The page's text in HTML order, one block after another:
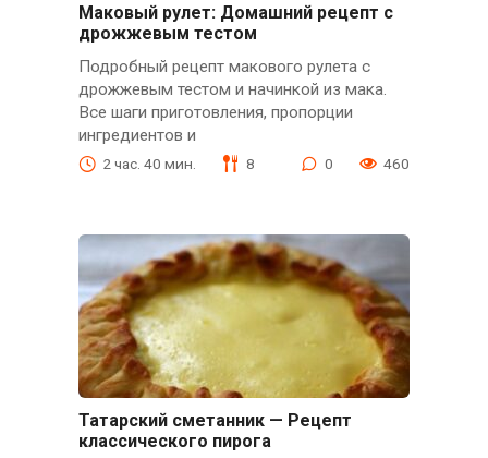
Маковый рулет: Домашний рецепт с
дрожжевым тестом
Подробный рецепт макового рулета с
дрожжевым тестом и начинкой из мака.
Все шаги приготовления, пропорции
ингредиентов и
2 час. 40 мин. 8 0 460
Татарский сметанник — Рецепт
классического пирога